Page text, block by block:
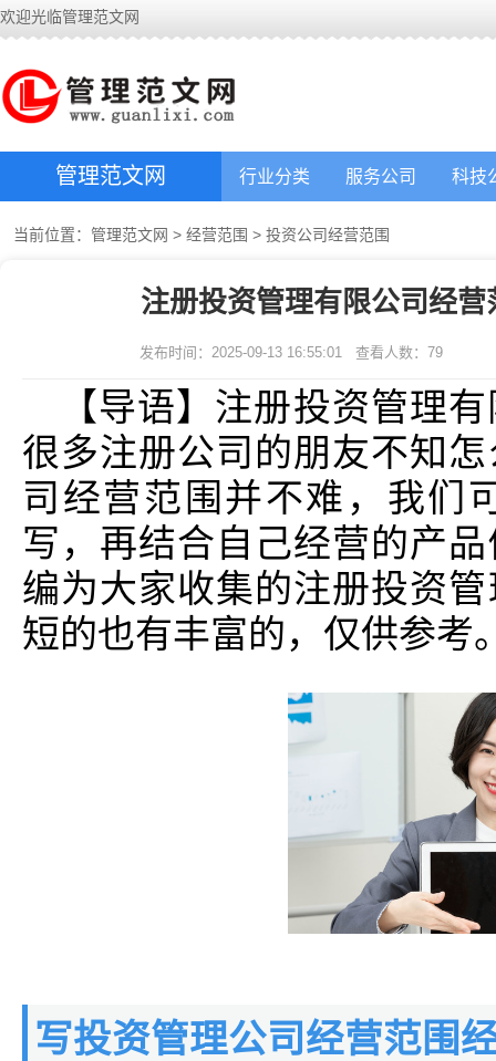
欢迎光临管理范文网
管理范文网 行业分类 服务公司 科技
当前位置： 管理范文网 > 经营范围 > 投资公司经营范围
注册投资管理有限公司经
发布时间：2025-09-13 16:55:01 查看人数： 79
【导语】注册投资管理
很多注册公司的朋友不知
司经营范围并不难，我们
写，再结合自己经营的产
编为大家收集的注册投资
短的也有丰富的，仅供参考
写投资管理公司经营范围